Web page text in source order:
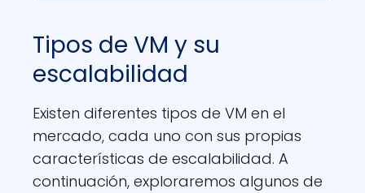
Tipos de VM y su
escalabilidad
Existen diferentes tipos de VM en el
mercado, cada uno con sus propias
características de escalabilidad. A
continuación, exploraremos algunos de